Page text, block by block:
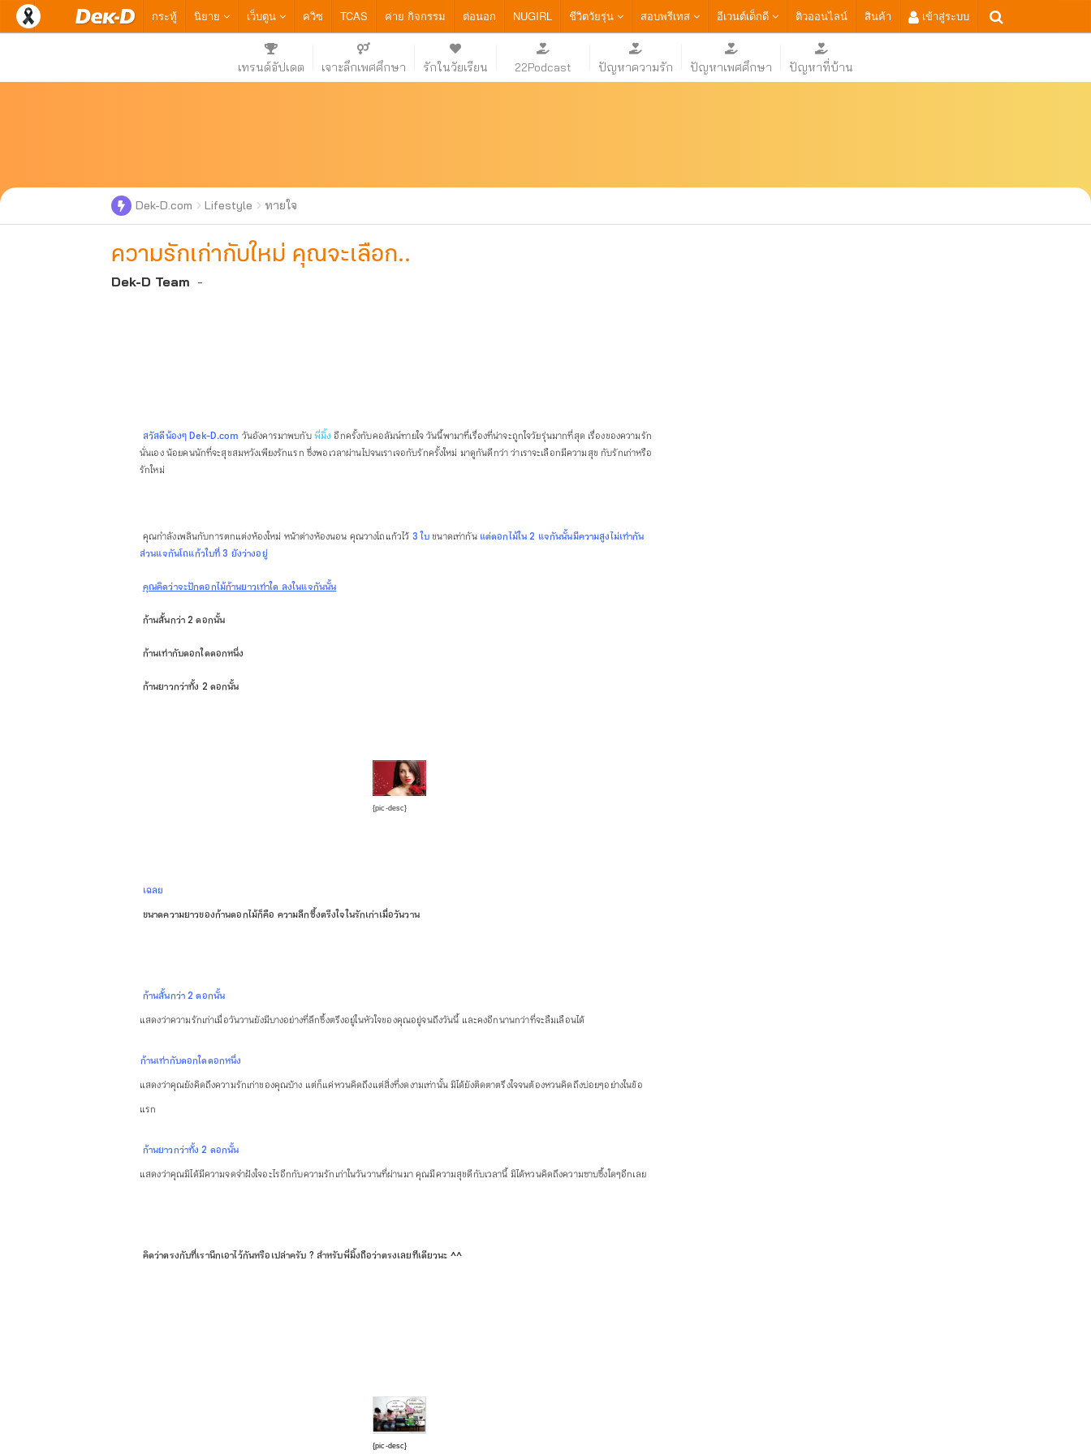
กระทู้ นิยาย เว็บตูน ควิซ TCAS ค่าย กิจกรรม ต่อนอก NUGIRL ชีวิตวัยรุ่น สอบพรีเทส อีเวนต์เด็กดี ติวออนไลน์ สินค้า เข้าสู่ระบบ
เทรนด์อัปเดต เจาะลึกเพศศึกษา รักในวัยเรียน 22Podcast ปัญหาความรัก ปัญหาเพศศึกษา ปัญหาที่บ้าน
Dek-D.com Lifestyle ทายใจ
ความรักเก่ากับใหม่ คุณจะเลือก..
Dek-D Team -
สวัสดีน้องๆ Dek-D.com วันอังคารมาพบกับพี่มิ้งอีกครั้งกับคอลัมน์ทายใจ วันนี้พามาที่เรื่องที่น่าจะถูกใจวัยรุ่นมากที่สุด เรื่องของความรัก
นั่นเอง น้อยคนนักที่จะสุขสมหวังเพียงรักแรก ซึ่งพอเวลาผ่านไปจนเราเจอกับรักครั้งใหม่ มาดูกันดีกว่า ว่าเราจะเลือกมีความสุข กับรักเก่าหรือ
รักใหม่
คุณกำลังเพลินกับการตกแต่งห้องใหม่ หน้าต่างห้องนอน คุณวางโถแก้วไว้3 ใบขนาดเท่ากันแต่ดอกไม้ใน 2 แจกันนั้นมีความสูงไม่เท่ากัน
ส่วนแจกันโถแก้วใบที่ 3 ยังว่างอยู่
คุณคิดว่าจะปักดอกไม้ก้านยาวเท่าใด ลงในแจกันนั้น
ก้านสั้นกว่า 2 ดอกนั้น
ก้านเท่ากับดอกใดดอกหนึ่ง
ก้านยาวกว่าทั้ง 2 ดอกนั้น
{pic-desc}
เฉลย
ขนาดความยาวของก้านดอกไม้ก็คือ ความลึกซึ้งตรึงใจในรักเก่าเมื่อวันวาน
ก้านสั้นกว่า 2 ดอกนั้น
แสดงว่าความรักเก่าเมื่อวันวานยังมีบางอย่างที่ลึกซึ้งตรึงอยู่ในหัวใจของคุณอยู่จนถึงวันนี้ และคงอีกนานกว่าที่จะลืมเลือนได้
ก้านเท่ากับดอกใดดอกหนึ่ง
แสดงว่าคุณยังคิดถึงความรักเก่าของคุณบ้าง แต่ก็แค่หวนคิดถึงแต่สิ่งที่งดงามเท่านั้น มิได้ยังติดตาตรึงใจจนต้องหวนคิดถึงบ่อยๆอย่างในข้อ
แรก
ก้านยาวกว่าทั้ง 2 ดอกนั้น
แสดงว่าคุณมิได้มีความจดจำฝังใจอะไรอีกกับความรักเก่าในวันวานที่ผ่านมา คุณมีความสุขดีกับเวลานี้ มิได้หวนคิดถึงความซาบซึ้งใดๆอีกเลย
คิดว่าตรงกับที่เรานึกเอาไว้กันหรือเปล่าครับ ? สำหรับพี่มิ้งถือว่าตรงเลยทีเดียวนะ ^^
{pic-desc}